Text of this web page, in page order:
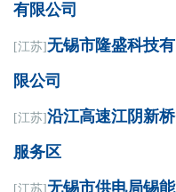
有限公司
[江苏]无锡市隆盛科技有
限公司
[江苏]沿江高速江阴新桥
服务区
[江苏]无锡市供电局锡能